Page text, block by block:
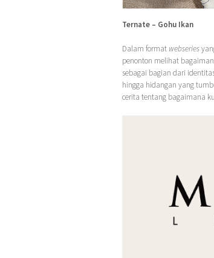
Ternate – Gohu Ikan
Dalam format webseries
penonton melihat
sebagai bagian dari
hingga hidangan yang
cerita tentang bagaimana